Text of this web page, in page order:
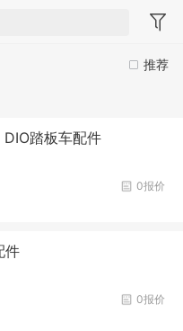
推荐
踏板车配件
0报价
件
0报价